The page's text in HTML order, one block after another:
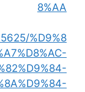
8%AA
%D9%8